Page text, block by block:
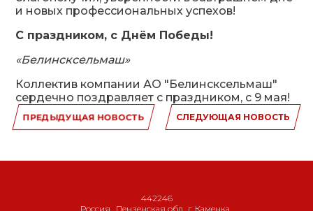
и новых профессиональных успехов!
С праздником, с Днём Победы!
«Белинсксельмаш»
Коллектив компании АО "Белинсксельмаш"
сердечно поздравляет с праздником, с 9 мая!
ПРЕДЫДУЩАЯ НОВОСТЬ СЛЕДУЮЩАЯ НОВОСТЬ
442246
Россия
Пензенская обл., г. Каменка